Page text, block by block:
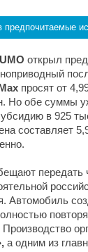
предпочитаемые
UMO открыл
просят от
Но обе суммы
в 925
составляет
передать
Автомобиль
а одним из